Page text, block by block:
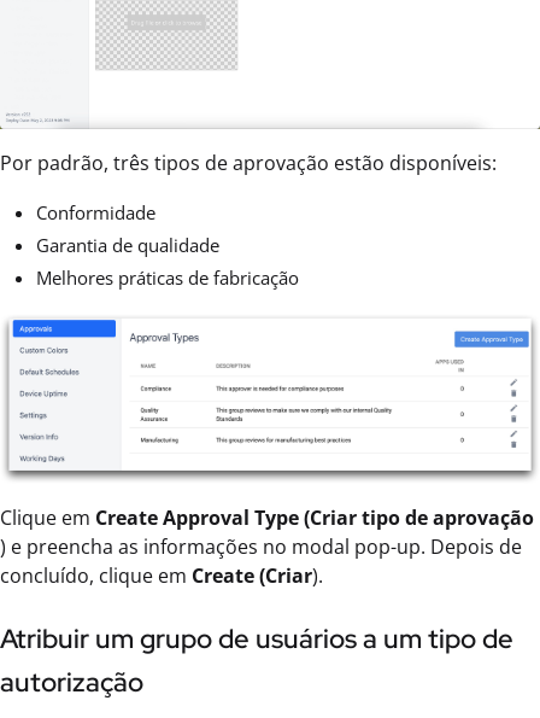
Por padrão, três tipos de aprovação estão disponíveis:
Conformidade
Garantia de qualidade
Melhores práticas de fabricação
Clique em Create Approval Type (Criar tipo de aprovação
) e preencha as informações no modal pop-up. Depois de
concluído, clique em Create (Criar).
Atribuir um grupo de usuários a um tipo de
autorização